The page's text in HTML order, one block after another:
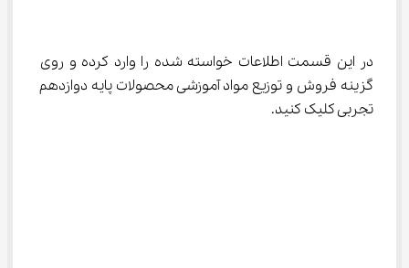
در این قسمت اطلاعات خواسته شده را وارد کرده و روی
گزینه فروش و توزیع مواد آموزشی محصولات پایه دوازدهم
تجربی کلیک کنید.